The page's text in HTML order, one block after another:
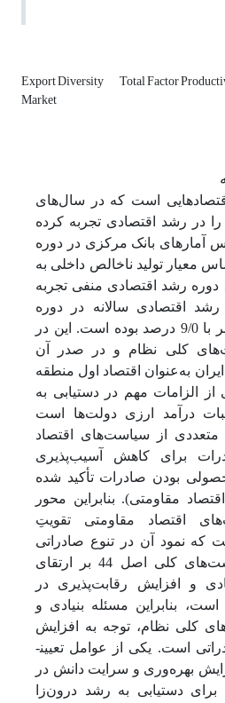
Export Diversity Total Factor
Market
اقتصادهایی است که در سال‌های
را در رشد اقتصادی تجربه کرده
آمارهای بانک مرکزی در دوره
1391، بر اساس معیار تولید ناخالص داخلی به
قیمت پایه سال 1395، 5 دوره رشد اقتصادی منفی تجربه
اقتصادی سالانه در دوره
زمانی 1391 تا 1400 برابر با 9/0 درصد بوده است. این در
کلی نظام و در صدر آن
اقتصاد ایران به‌عنوان اقتصاد اول منطقه
الزامات مهم در دستیابی به
درآمد ارزی دولت‌ها است
از سیاست‌های اقتصاد
برای کاهش آسیب‌پذیری
بودن صادرات تأکید شده
اقتصاد مقاومتی). بنابراین محور
اقتصاد مقاومتی تقویتِ
که نمود آن در تنوع صادراتی
نهفته است و در سیاست‌های کلی اصل 44 بر ارتقای
و افزایش رقابت‌پذیری در
بنابراین مسئله بنیادی و
کلی نظام، توجه به افزایش
رقابت‌پذیری و تنوع صادراتی است. یکی از عوامل تعیین­
بهره‌وری و سرایت دانش در
دستیابی به رشد درون‌زا